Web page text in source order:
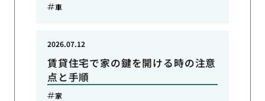
車
賃貸住宅で家の鍵を開ける時の注意
点と手順
2026.07.12
家